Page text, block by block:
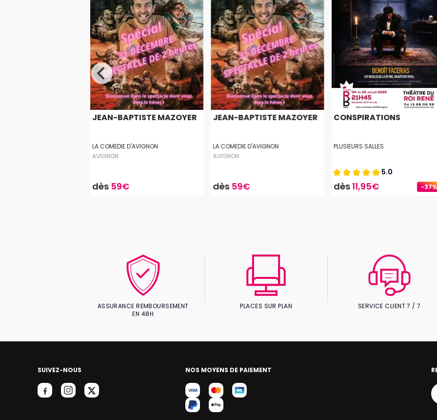
JEAN-BAPTISTE MAZOYER
LA COMEDIE D'AVIGNON
AVIGNON
dès 59€
JEAN-BAPTISTE MAZOYER
LA COMEDIE D'AVIGNON
AVIGNON
dès 59€ -37%
CONSPIRATIONS
PLUSIEURS SALLES
5.0
dès11,95€
ASSURANCE REMBOURSEMENT
EN 48H
PLACES SUR PLAN SERVICE CLIENT 7 / 7
SUIVEZ-NOUS NOS MOYENS DE PAIEMENT